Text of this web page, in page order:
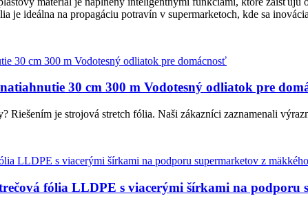
je ideálna na propagáciu potravín v supermarketoch, kde sa
30 cm 300 m Vodotesný odliatok pre
Riešením je strojová stretch fólia. Naši zákazníci zaznamenali
fólia LLDPE s viacerými šírkami na podporu